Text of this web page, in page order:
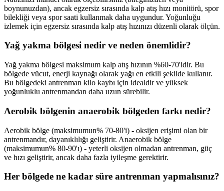
boynunuzdan), ancak egzersiz sırasında kalp atış hızı monitörü, spor
bilekliği veya spor saati kullanmak daha uygundur. Yoğunluğu
izlemek için egzersiz sırasında kalp atış hızınızı düzenli olarak ölçün.
Yağ yakma bölgesi nedir ve neden önemlidir?
Yağ yakma bölgesi maksimum kalp atış hızının %60-70'idir. Bu
bölgede vücut, enerji kaynağı olarak yağı en etkili şekilde kullanır.
Bu bölgedeki antrenman kilo kaybı için idealdir ve yüksek
yoğunluklu antrenmandan daha uzun sürebilir.
Aerobik bölgenin anaerobik bölgeden farkı nedir?
Aerobik bölge (maksimumun% 70-80'i) - oksijen erişimi olan bir
antrenmandır, dayanıklılığı geliştirir. Anaerobik bölge
(maksimumun% 80-90'ı) - yeterli oksijen olmadan antrenman, güç
ve hızı geliştirir, ancak daha fazla iyileşme gerektirir.
Her bölgede ne kadar süre antrenman yapmalısınız?